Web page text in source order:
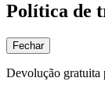
Política de
Fechar
Devolução gratuita